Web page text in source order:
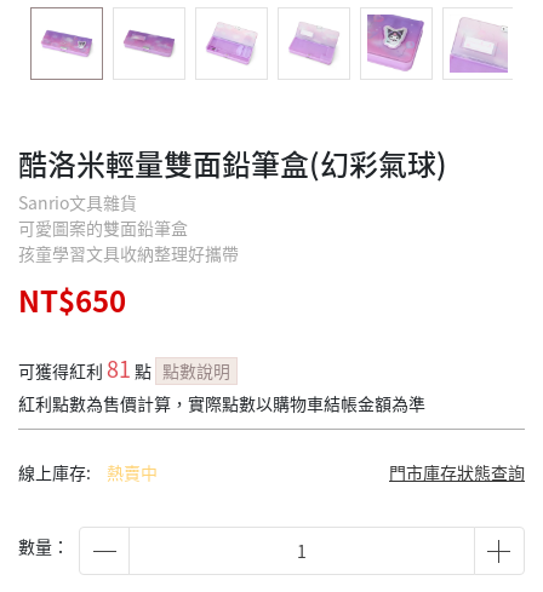
酷洛米輕量雙面鉛筆盒(幻彩氣球)
Sanrio文具雜貨
可愛圖案的雙面鉛筆盒
孩童學習文具收納整理好攜帶
NT$650
可獲得紅利 81 點 點數說明
紅利點數為售價計算，實際點數以購物車結帳金額為準
線上庫存: 熱賣中 門市庫存狀態查詢
數量：